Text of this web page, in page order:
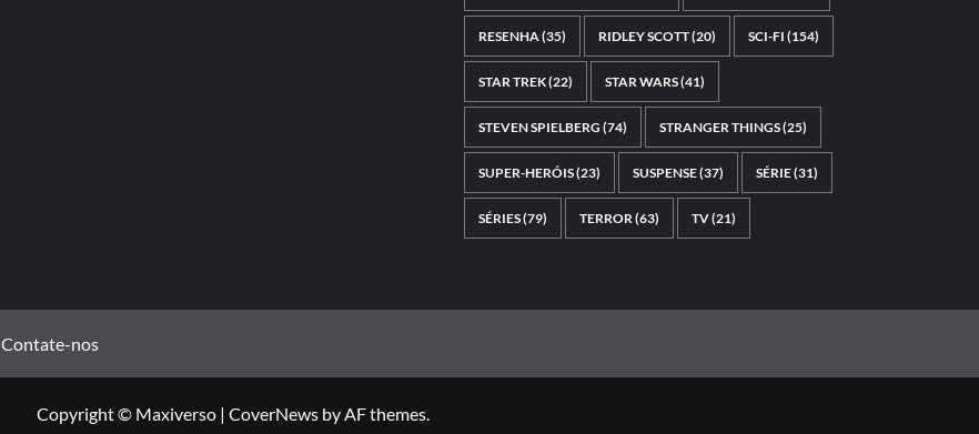
RESENHA (35) RIDLEY SCOTT(20) SCI-FI (154)
STAR TREK(22) STAR WARS(41)
STEVEN SPIELBERG (74) STRANGER THINGS(25)
SUPER-HERÓIS(23) SUSPENSE(37) SÉRIE(31)
SÉRIES(79) TERROR (63) TV(21)
Contate-nos
Copyright © Maxiverso | CoverNews by AF themes.